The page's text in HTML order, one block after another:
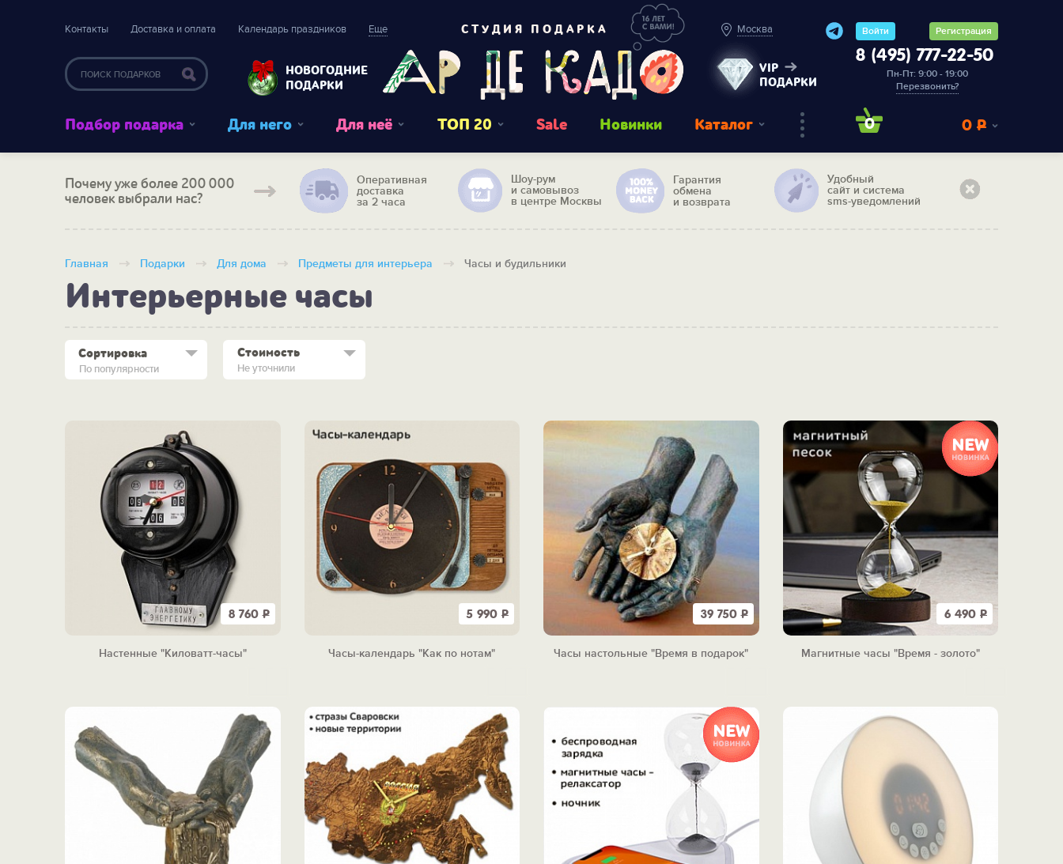
Контакты Доставка и оплата Календарь праздников Еще
НОВОГОДНИЕ
ПОДАРКИ
СТУДИЯ ПОДАРКА Москва
VIP
ПОДАРКИ
Войти Регистрация
8 (495) 777-22-50
Пн-Пт: 9:00 - 19:00
Перезвонить?
Подбор подарка Для него Для неё ТОП 20 Sale Новинки Каталог 0 0 Р
Почему уже более 200 000
человек выбрали нас?
Оперативная
доставка
за 2 часа
Шоу-рум
и самовывоз
в центре Москвы
Гарантия
обмена
и возврата
Удобный
сайт и система
sms-уведомлений
Главная Подарки Для дома Предметы для интерьера Часы и будильники
Интерьерные часы
По популярности
Сортировка Стоимость
Не уточнили
8 760Р
Настенные "Киловатт-часы"
5 990 Р
Часы-календарь "Как по нотам"
39 750Р
Часы настольные "Время в подарок"
6 490 Р
Магнитные часы "Время - золото"